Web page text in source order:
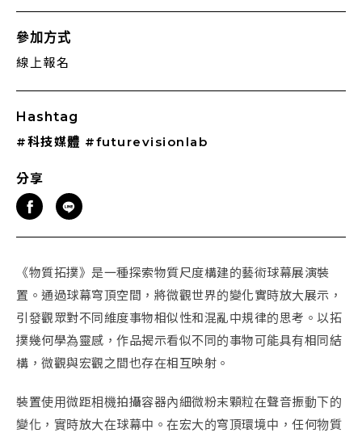
參加方式
線上報名
Hashtag
#科技媒體 #futurevisionlab
分享
《物質拓撲》是一種探索物質尺度構建的藝術球幕展演裝
置。通過球幕穹頂空間，將微觀世界的變化實時放大展示，
引發觀眾對不同維度事物相似性和混亂中規律的思考。以拓
撲幾何學為靈感，作品揭示看似不同的事物可能具有相同結
構，微觀與宏觀之間也存在相互映射。
裝置使用微距相機拍攝容器內細微粉末顆粒在聲音振動下的
變化，實時放大在球幕中。在宏大的穹頂環境中，任何物質